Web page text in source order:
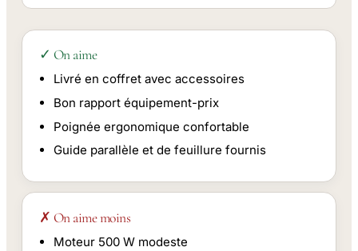
✓ On aime
Livré en coffret avec accessoires
Bon rapport équipement-prix
Poignée ergonomique confortable
Guide parallèle et de feuillure fournis
✗ On aime moins
Moteur 500 W modeste